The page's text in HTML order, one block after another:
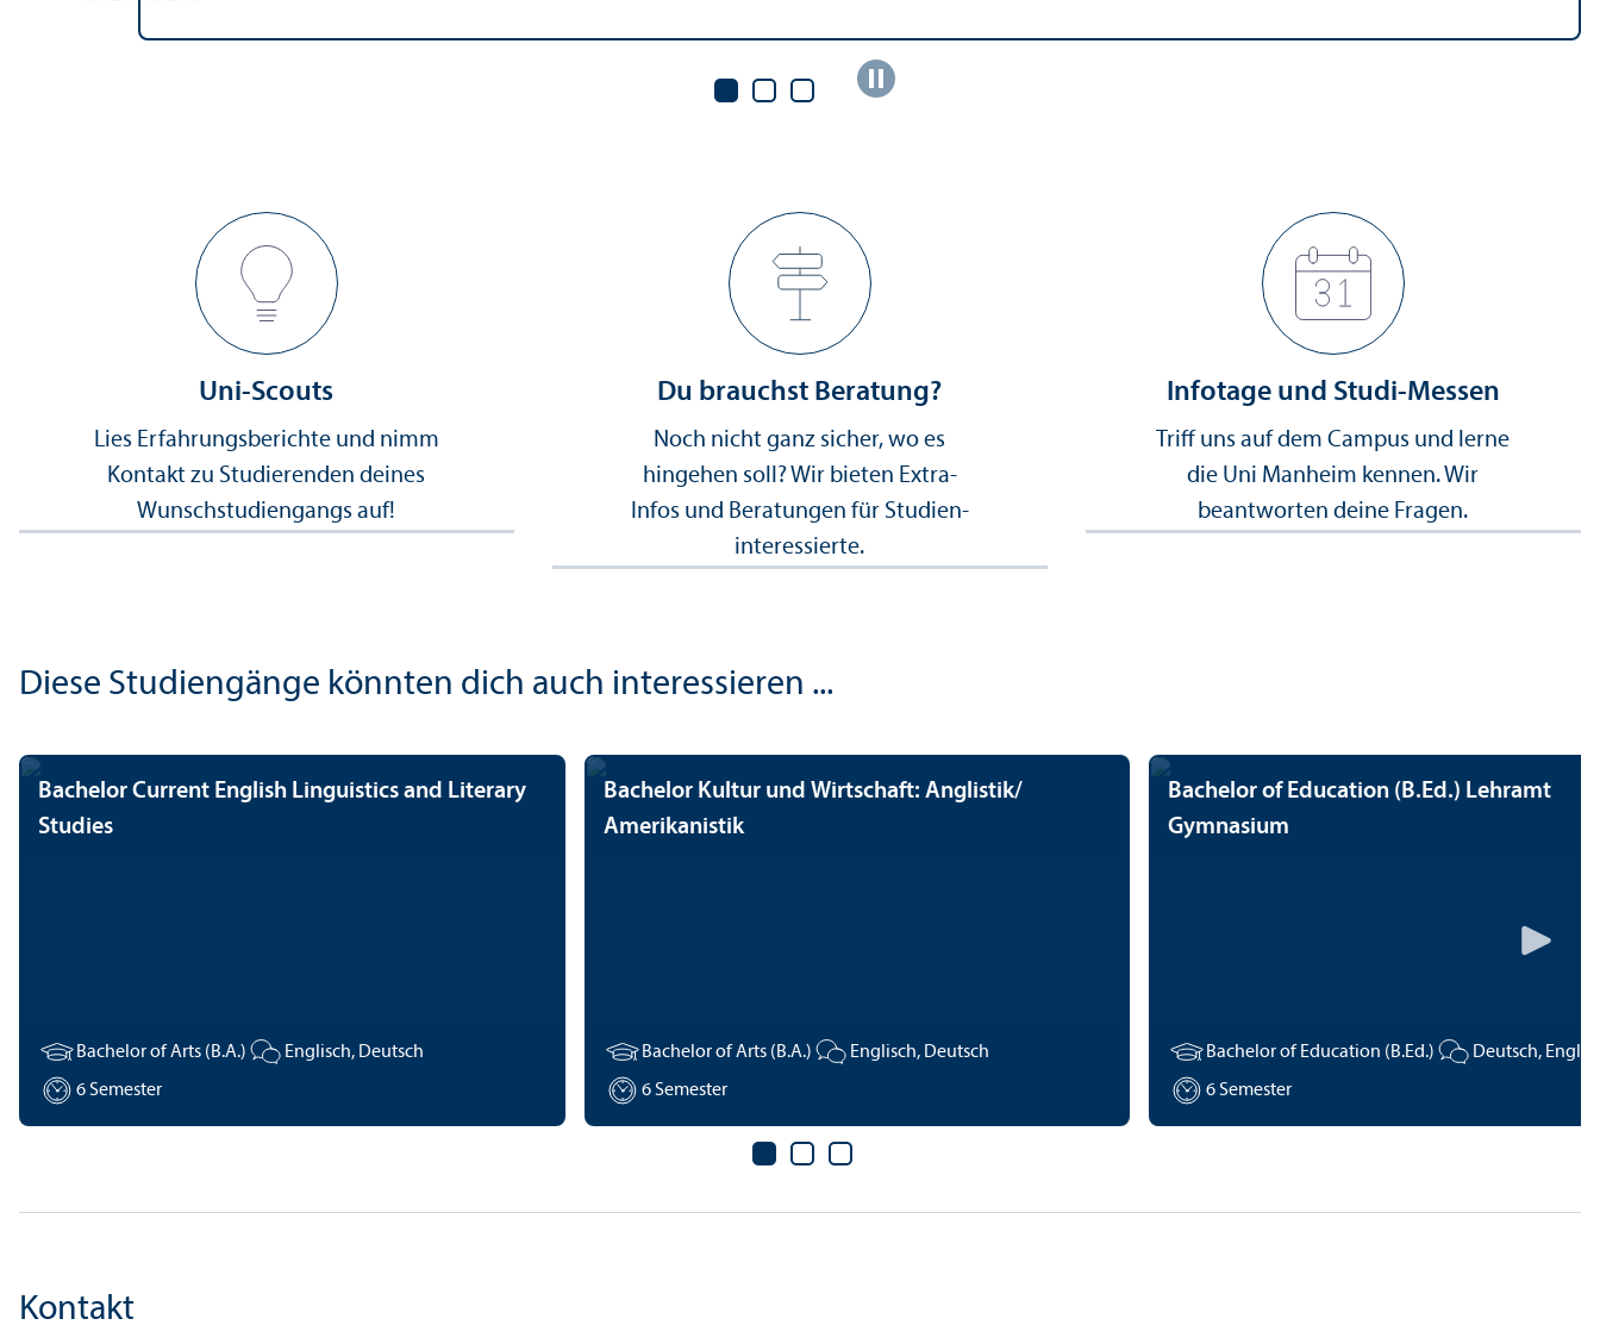
Uni-Scouts
Lies Erfahrungs­berichte und nimm
Kontakt zu Studierenden deines
Wunsch­studien­gangs auf!
Du brauchst Beratung?
Noch nicht ganz sicher, wo es
hingehen soll? Wir bieten Extra-
Infos und Beratungen für Studien­
interessierte.
Infotage und Studi-Messen
Triff uns auf dem Campus und lerne
die Uni Manheim kennen. Wir
beantworten deine Fragen.
Diese Studien­gänge könnten dich auch interessieren ...
Bachelor Current English Linguistics and Literary
Studies
Bachelor of Arts (B.A.)
Englisch, Deutsch
6 Semester
Bachelor Kultur und Wirtschaft: Anglistik/
Amerikanistik
Bachelor of Arts (B.A.)
Englisch, Deutsch
6 Semester
Bachelor of Education (B.Ed.) Lehr­amt
Gymnasium
Bachelor of Education (B.Ed.)
6 Semester
Kontakt